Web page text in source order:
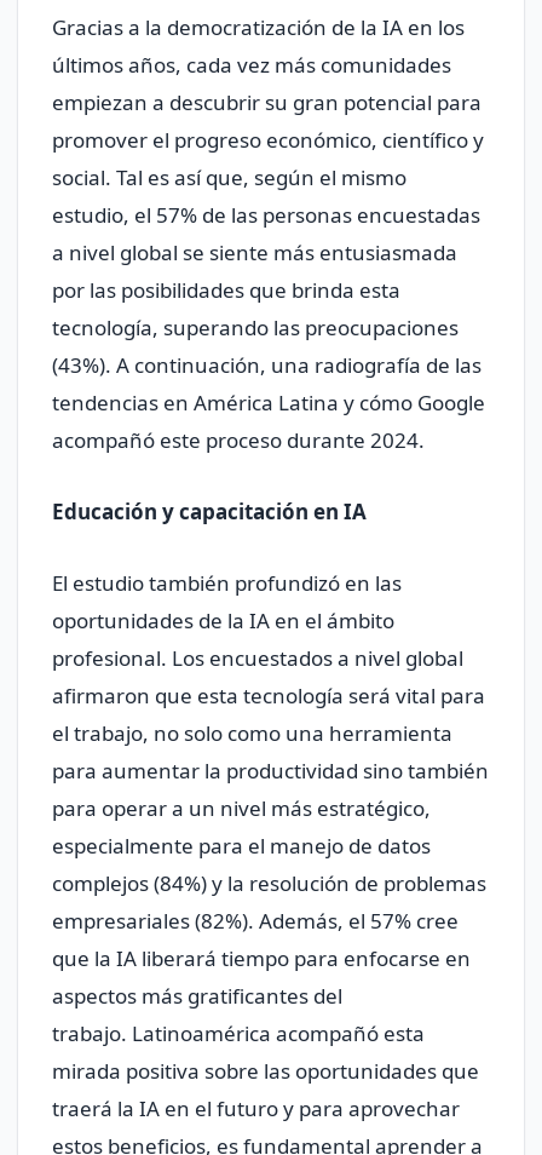
Gracias a la democratización de la IA en los
últimos años, cada vez más comunidades
empiezan a descubrir su gran potencial para
promover el progreso económico, científico y
social. Tal es así que, según el mismo
estudio, el 57% de las personas encuestadas
a nivel global se siente más entusiasmada
por las posibilidades que brinda esta
tecnología, superando las preocupaciones
(43%). A continuación, una radiografía de las
tendencias en América Latina y cómo Google
acompañó este proceso durante 2024.
Educación y capacitación en IA
El estudio también profundizó en las
oportunidades de la IA en el ámbito
profesional. Los encuestados a nivel global
afirmaron que esta tecnología será vital para
el trabajo, no solo como una herramienta
para aumentar la productividad sino también
para operar a un nivel más estratégico,
especialmente para el manejo de datos
complejos (84%) y la resolución de problemas
empresariales (82%). Además, el 57% cree
que la IA liberará tiempo para enfocarse en
aspectos más gratificantes del
trabajo. Latinoamérica acompañó esta
mirada positiva sobre las oportunidades que
traerá la IA en el futuro y para aprovechar
estos beneficios, es fundamental aprender a